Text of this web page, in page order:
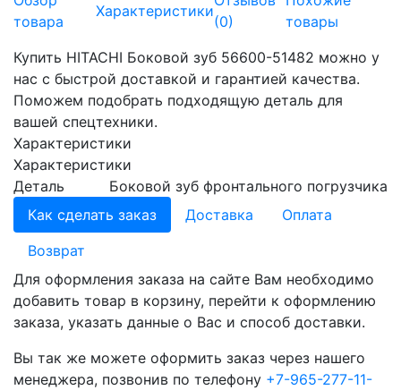
товара
Характеристики
(0)
товары
Купить HITACHI Боковой зуб 56600-51482 можно у
нас с быстрой доставкой и гарантией качества.
Поможем подобрать подходящую деталь для
вашей спецтехники.
Характеристики
Характеристики
Деталь
Боковой зуб фронтального погрузчика
Как сделать заказ
Доставка
Оплата
Возврат
Для оформления заказа на сайте Вам необходимо
добавить товар в корзину, перейти к оформлению
заказа, указать данные о Вас и способ доставки.
Вы так же можете оформить заказ через нашего
менеджера, позвонив по телефону +7-965-277-11-